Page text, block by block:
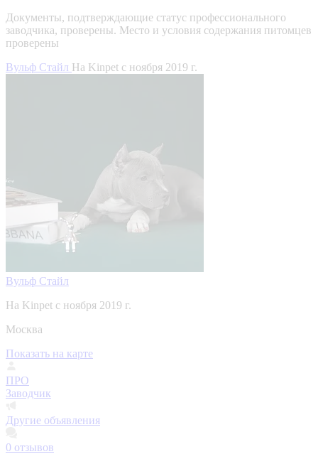
Документы, подтверждающие статус профессионального
заводчика, проверены. Место и условия содержания питомцев
проверены
Вульф Стайл На Kinpet c ноября 2019 г.
Вульф Стайл
На Kinpet c ноября 2019 г.
Москва
Показать на карте
ПРО
Заводчик
Другие объявления
0 отзывов